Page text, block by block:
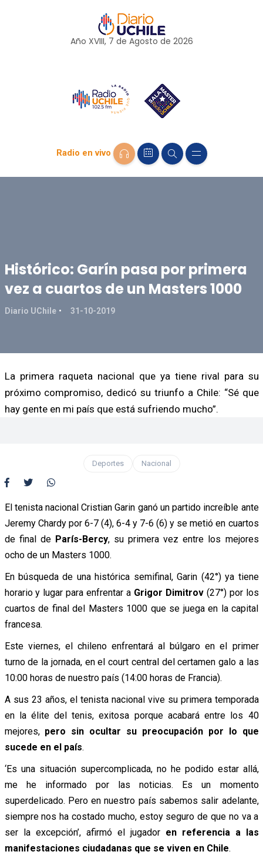
Año XVIII, 7 de Agosto de 2026
Radio en vivo
Histórico: Garín pasa por primera
vez a cuartos de un Masters 1000
Diario UChile 31-10-2019
La primera raqueta nacional que ya tiene rival para su
próximo compromiso, dedicó su triunfo a Chile: “Sé que
hay gente en mi país que está sufriendo mucho”.
Deportes Nacional
El tenista nacional Cristian Garin ganó un partido increíble ante
Jeremy Chardy por 6-7 (4), 6-4 y 7-6 (6) y se metió en cuartos
de final de París-Bercy, su primera vez entre los mejores
ocho de un Masters 1000.
En búsqueda de una histórica semifinal, Garin (42°) ya tiene
horario y lugar para enfrentar a Grigor Dimitrov(27°) por los
cuartos de final del Masters 1000 que se juega en la capital
francesa.
Este viernes, el chileno enfrentará al búlgaro en el primer
turno de la jornada, en el court central del certamen galo a las
10:00 horas de nuestro país (14:00 horas de Francia).
A sus 23 años, el tenista nacional vive su primera temporada
en la élite del tenis, exitosa porque acabará entre los 40
mejores, pero sin ocultar su preocupación por lo que
sucede en el país.
‘Es una situación supercomplicada, no he podido estar allá,
me he informado por las noticias. Es un momento
superdelicado. Pero en nuestro país sabemos salir adelante,
siempre nos ha costado mucho, estoy seguro de que no va a
ser la excepción’, afirmó el jugadoren referencia a las
manifestaciones ciudadanas que se viven en Chile.